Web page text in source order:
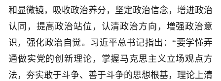
和显微镜，吸收政治养分，坚定政治信念，增进政治
认同，提高政治站位，认清政治方向，增强政治意
识，强化政治自觉。习近平总书记指出：“要学懂弄
通做实党的创新理论，掌握马克思主义立场观点方
法，夯实敢于斗争、善于斗争的思想根基，理论上清